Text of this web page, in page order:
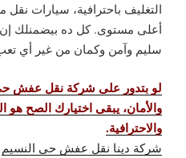
التغليف باحترافية، سيارات
أعلى مستوى. كل ده بيضمنلك
سليم وآمن وكمان من غير أي
لو بتدور على شركة نقل عفش
والأمان، يبقى اختيارك الصح هو
والاحترافية.
شركة دينا نقل عفش حي النسيم